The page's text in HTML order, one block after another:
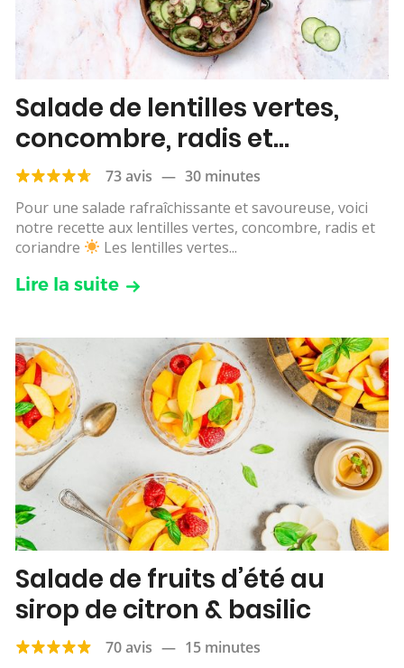
Salade de lentilles vertes,
concombre, radis et
coriandre
73 avis — 30 minutes
Pour une salade rafraîchissante et savoureuse, voici
notre recette aux lentilles vertes, concombre, radis et
coriandre
Les lentilles vertes...
Lire la suite
Salade de fruits d’été au
sirop de citron & basilic
70 avis — 15 minutes